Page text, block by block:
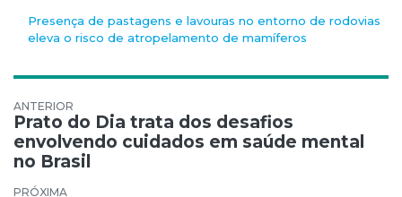
Presença de pastagens e lavouras no entorno de rodovias
eleva o risco de atropelamento de mamíferos
Navegação de Post
Prato do Dia trata dos desafios
envolvendo cuidados em saúde mental
no Brasil